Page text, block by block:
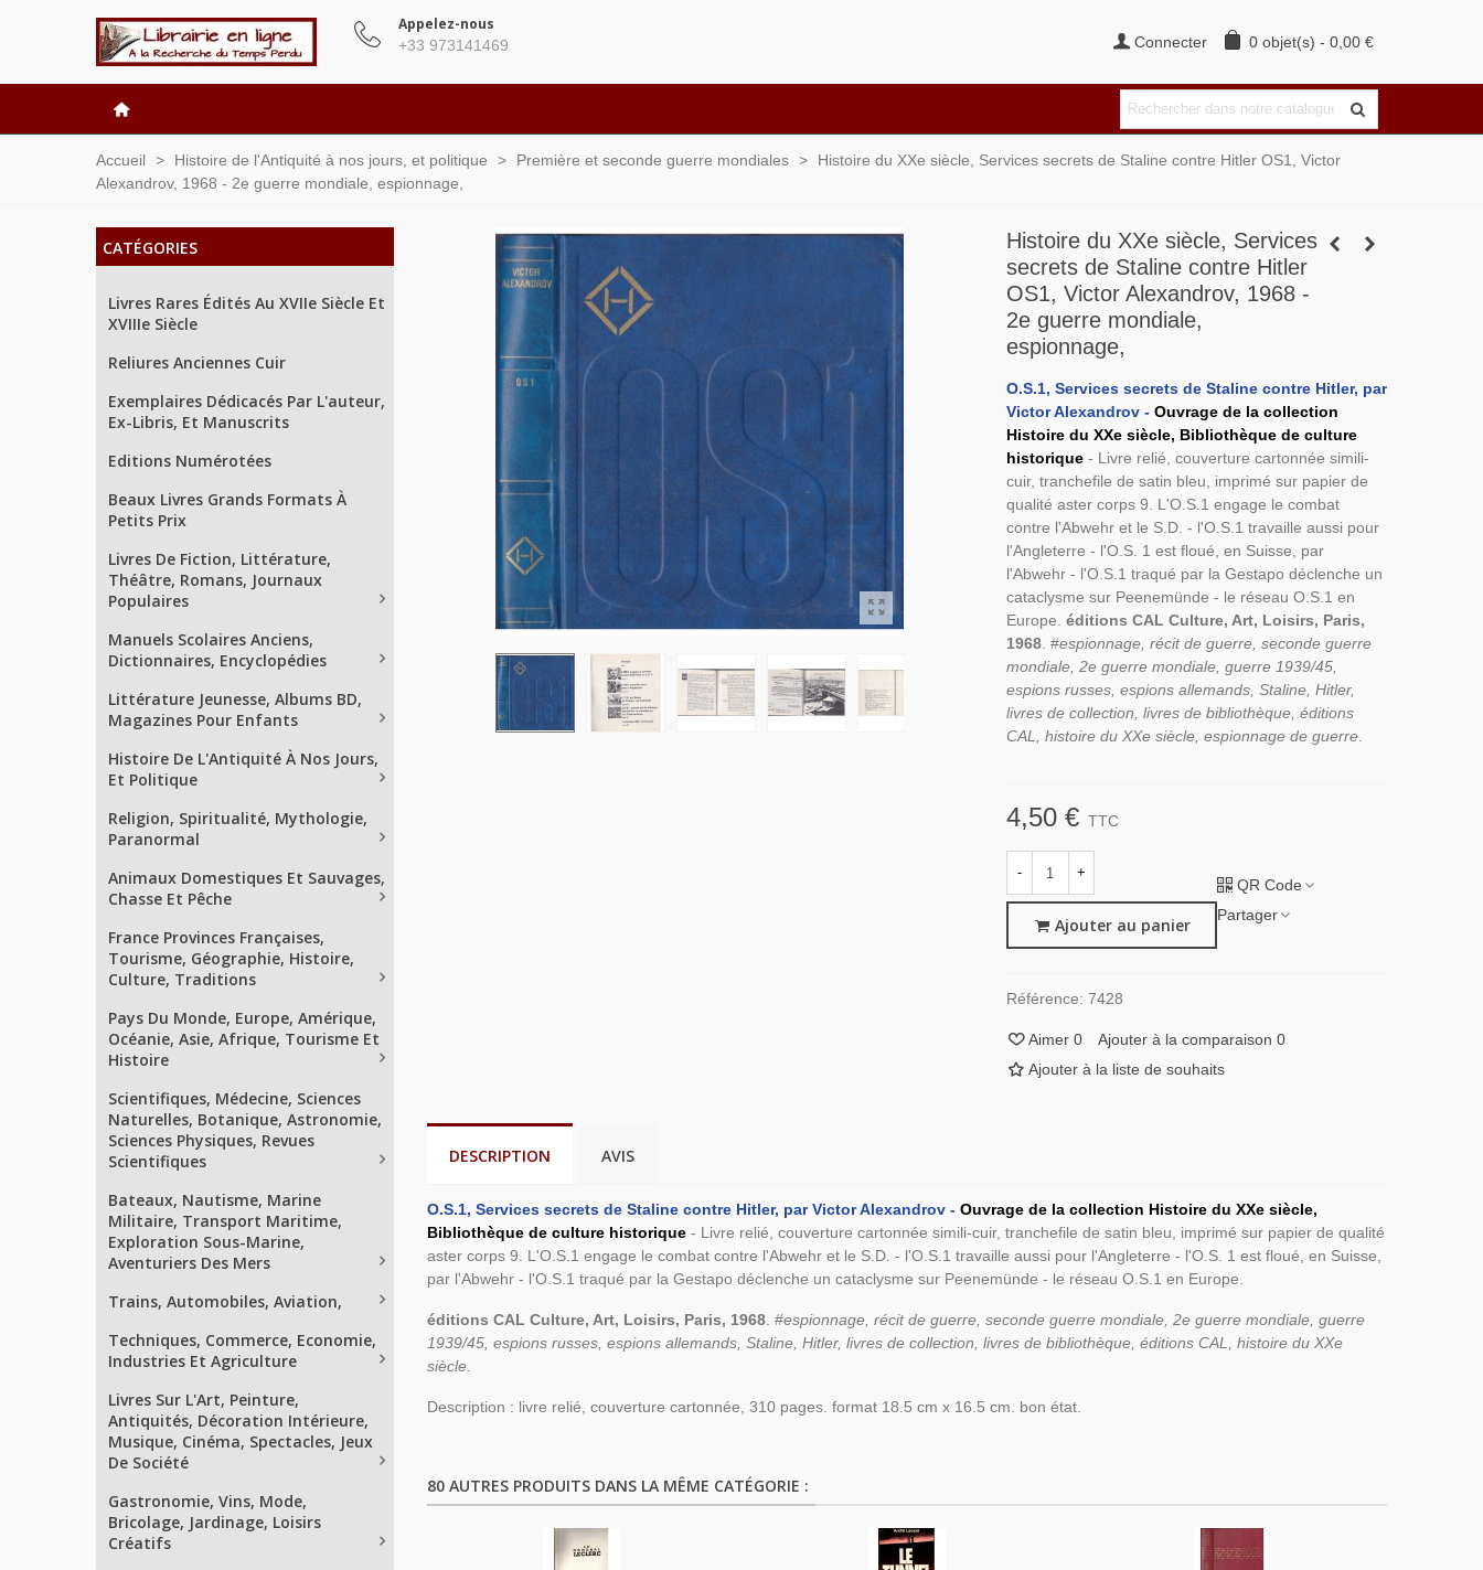
Appelez-nous
+33 973141469 Connecter 0 objet(s) - 0,00 €
Accueil > Histoire de l'Antiquité à nos jours, et politique > Première et seconde guerre mondiales >
Histoire du XXe siècle, Services secrets de Staline contre Hitler OS1, Victor
Alexandrov, 1968 - 2e guerre mondiale, espionnage,
CATÉGORIES
Livres Rares Édités Au XVIIe Siècle Et
XVIIIe Siècle
Reliures Anciennes Cuir
Exemplaires Dédicacés Par L'auteur,
Ex-Libris, Et Manuscrits
Editions Numérotées
Beaux Livres Grands Formats À
Petits Prix
Livres De Fiction, Littérature,
Théâtre, Romans, Journaux
Populaires
Manuels Scolaires Anciens,
Dictionnaires, Encyclopédies
Littérature Jeunesse, Albums BD,
Magazines Pour Enfants
Histoire De L'Antiquité À Nos Jours,
Et Politique
Religion, Spiritualité, Mythologie,
Paranormal
Animaux Domestiques Et Sauvages,
Chasse Et Pêche
France Provinces Françaises,
Tourisme, Géographie, Histoire,
Culture, Traditions
Pays Du Monde, Europe, Amérique,
Océanie, Asie, Afrique, Tourisme Et
Histoire
Scientifiques, Médecine, Sciences
Naturelles, Botanique, Astronomie,
Sciences Physiques, Revues
Scientifiques
Bateaux, Nautisme, Marine
Militaire, Transport Maritime,
Exploration Sous-Marine,
Aventuriers Des Mers
Trains, Automobiles, Aviation,
Techniques, Commerce, Economie,
Industries Et Agriculture
Livres Sur L'Art, Peinture,
Antiquités, Décoration Intérieure,
Musique, Cinéma, Spectacles, Jeux
De Société
Gastronomie, Vins, Mode,
Bricolage, Jardinage, Loisirs
Créatifs
Histoire du XXe siècle, Services
secrets de Staline contre Hitler
OS1, Victor Alexandrov, 1968 -
2e guerre mondiale,
espionnage,
O.S.1, Services secrets de Staline contre Hitler, par
Victor Alexandrov - Ouvrage de la collection
Histoire du XXe siècle, Bibliothèque de culture
historique- Livre relié, couverture cartonnée simili-
cuir, tranchefile de satin bleu, imprimé sur papier de
qualité aster corps 9. L'O.S.1 engage le combat
contre l'Abwehr et le S.D. - l'O.S.1 travaille aussi pour
l'Angleterre - l'O.S. 1 est floué, en Suisse, par
l'Abwehr - l'O.S.1 traqué par la Gestapo déclenche un
cataclysme sur Peenemünde - le réseau O.S.1 en
Europe. éditions CAL Culture, Art, Loisirs, Paris,
1968. #espionnage, récit de guerre, seconde guerre
mondiale, 2e guerre mondiale, guerre 1939/45,
espions russes, espions allemands, Staline, Hitler,
livres de collection, livres de bibliothèque, éditions
CAL, histoire du XXe siècle, espionnage de guerre.
4,50 € TTC
- +
Ajouter au panier
QR Code
Partager
Référence: 7428
Aimer 0 Ajouter à la comparaison 0
Ajouter à la liste de souhaits
DESCRIPTION AVIS
O.S.1, Services secrets de Staline contre Hitler, par Victor Alexandrov - Ouvrage de la collection Histoire du XXe siècle,
Bibliothèque de culture historique - Livre relié, couverture cartonnée simili-cuir, tranchefile de satin bleu, imprimé sur papier de qualité
aster corps 9. L'O.S.1 engage le combat contre l'Abwehr et le S.D. - l'O.S.1 travaille aussi pour l'Angleterre - l'O.S. 1 est floué, en Suisse,
par l'Abwehr - l'O.S.1 traqué par la Gestapo déclenche un cataclysme sur Peenemünde - le réseau O.S.1 en Europe.
éditions CAL Culture, Art, Loisirs, Paris, 1968. #espionnage, récit de guerre, seconde guerre mondiale, 2e guerre mondiale, guerre
1939/45, espions russes, espions allemands, Staline, Hitler, livres de collection, livres de bibliothèque, éditions CAL, histoire du XXe
siècle.
Description : livre relié, couverture cartonnée, 310 pages. format 18.5 cm x 16.5 cm. bon état.
80 AUTRES PRODUITS DANS LA MÊME CATÉGORIE :